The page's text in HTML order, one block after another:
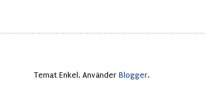
Temat Enkel. Använder Blogger.